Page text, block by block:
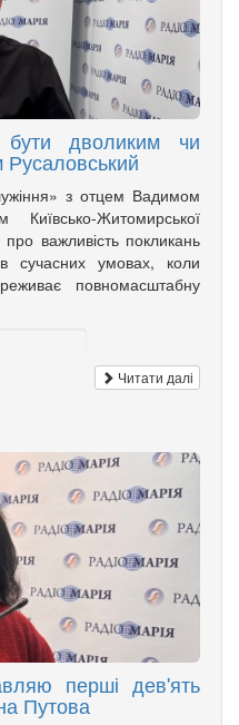
дволиким чи
з отцем Вадимом
Київсько-Житомирської
важливість покликань
сучасних умовах, коли
повномасштабну
Читати далі
перші дев'ять
Путова